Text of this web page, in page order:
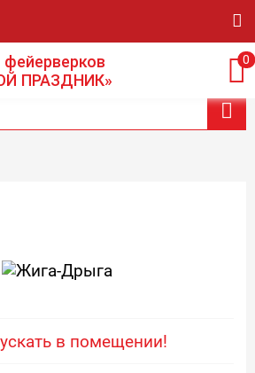
фейерверков
ПРАЗДНИК»
0
в помещении!